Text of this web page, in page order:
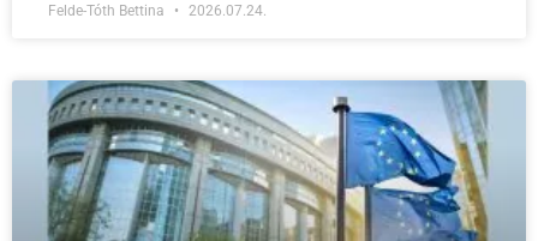
Felde-Tóth Bettina 2026.07.24.